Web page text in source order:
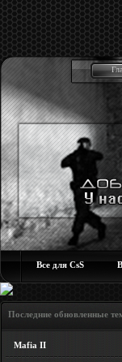
Все для CsS
Последние
Mafia II